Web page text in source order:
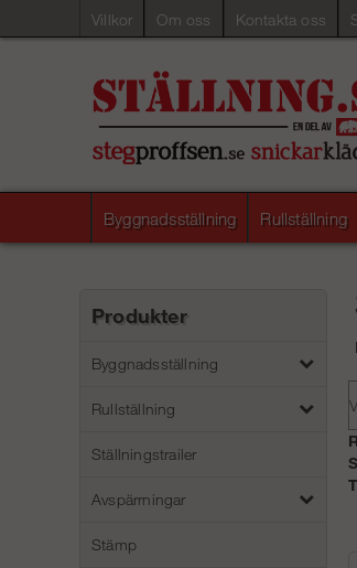
Villkor Om oss Kontakta oss
Byggnadsställning Rullställning
Produkter
Byggnadsställning
Rullställning
Ställningstrailer
Avspärrningar
Stämp